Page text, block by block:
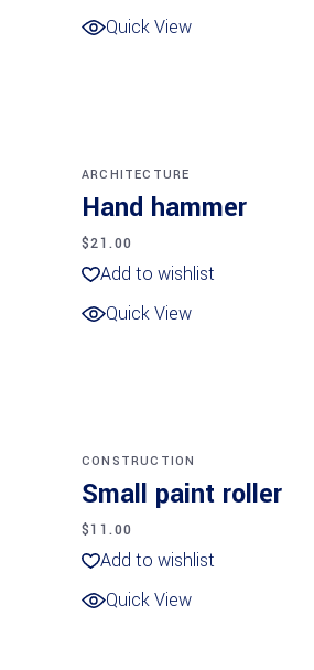
Quick View
NEW
ARCHITECTURE
Hand hammer
$21.00
Add to wishlist
Quick View
CONSTRUCTION
Small paint roller
$11.00
Add to wishlist
Quick View